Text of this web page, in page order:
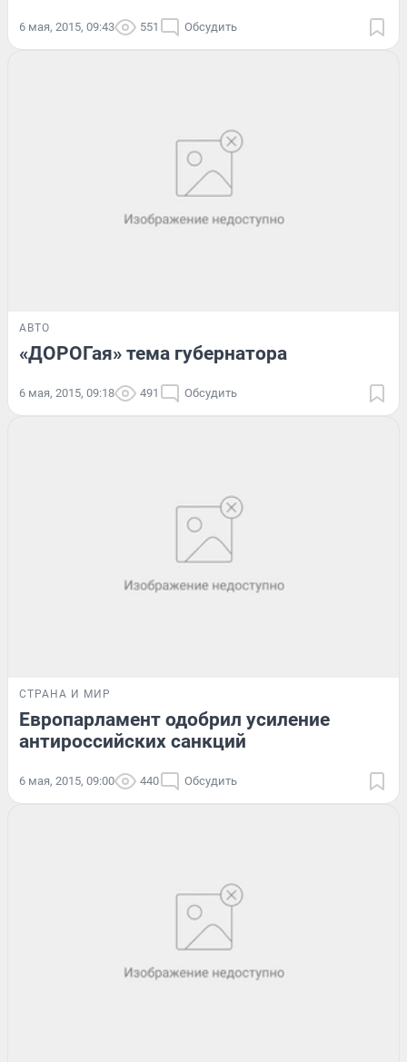
6 мая, 2015, 09:43 551 Обсудить
АВТО
«ДОРОГая» тема губернатора
6 мая, 2015, 09:18 491 Обсудить
СТРАНА И МИР
Европарламент одобрил усиление
антироссийских санкций
6 мая, 2015, 09:00 440 Обсудить